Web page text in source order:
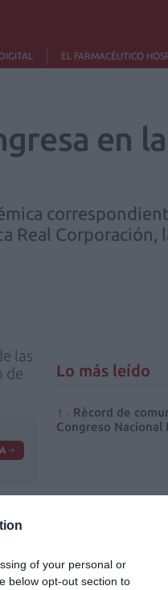
of your personal or
below opt-out section to
EL FARMACÉUTICO
en
Real Corporación,
las
de
Lo más leído
Récord de
Congreso Nacional